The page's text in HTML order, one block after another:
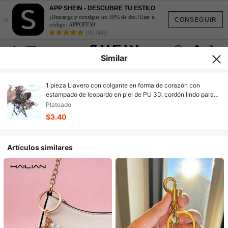
CONSEGUIR
×
APP SHEIN - DESCUBRE TU ESTILO
¡Descarga y consigue un 30% de dto.!Usar el
código: APPOFF30
(95,960)
Similar
1 pieza Llavero con colgante en forma de corazón con
estampado de leopardo en piel de PU 3D, cordón lindo para
teléfono, llavero, accesorio DIY para billetera
Plateado
$3.40
Artículos similares